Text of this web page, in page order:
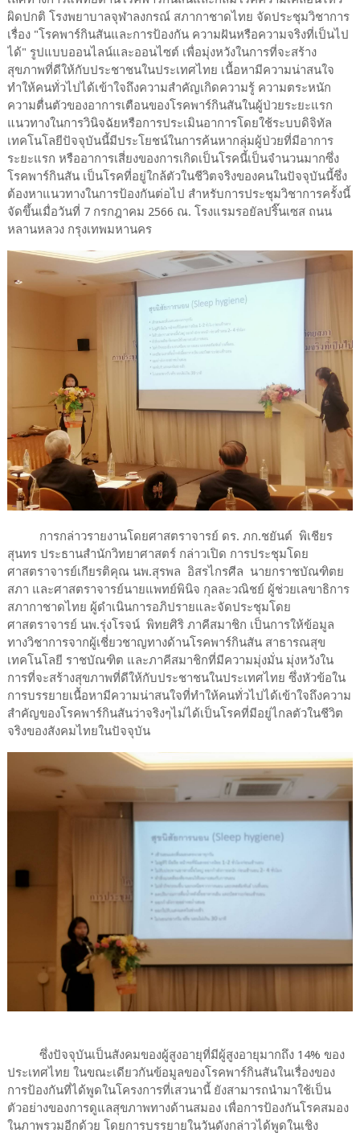
ผิดปกติ โรงพยาบาลจุฬาลงกรณ์ สภากาชาดไทย จัดประชุมวิชาการ
เรื่อง "โรคพาร์กินสันและการป้องกัน ความฝันหรือความจริงที่เป็นไป
ได้" รูปแบบออนไลน์และออนไซต์ เพื่อมุ่งหวังในการที่จะสร้าง
สุขภาพที่ดีให้กับประชาชนในประเทศไทย เนื้อหามีความน่าสนใจ
ทำให้คนทั่วไปได้เข้าใจถึงความสำคัญเกิดความรู้ ความตระหนัก
ความตื่นตัวของอาการเตือนของโรคพาร์กินสันในผู้ป่วยระยะแรก
แนวทางในการวินิจฉัยหรือการประเมินอาการโดยใช้ระบบดิจิทัล
เทคโนโลยีปัจจุบันนี้มีประโยชน์ในการค้นหากลุ่มผู้ป่วยที่มีอาการ
ระยะแรก หรืออาการเสี่ยงของการเกิดเป็นโรคนี้เป็นจำนวนมากซึ่ง
โรคพาร์กินสัน เป็นโรคที่อยู่ใกล้ตัวในชีวิตจริงของคนในปัจจุบันนี้ซึ่ง
ต้องหาแนวทางในการป้องกันต่อไป สำหรับการประชุมวิชาการครั้งนี้
จัดขึ้นเมื่อวันที่ 7 กรกฎาคม 2566 ณ. โรงแรมรอยัลปริ๊นเซส ถนน
หลานหลวง กรุงเทพมหานคร
การกล่าวรายงานโดยศาสตราจารย์ ดร. ภก.ชยันต์ พิเชียร
สุนทร ประธานสำนักวิทยาศาสตร์ กล่าวเปิด การประชุมโดย
ศาสตราจารย์เกียรติคุณ นพ.สุรพล อิสรไกรศีล นายกราชบัณฑิตย
สภา และศาสตราจารย์​นายแพทย์พินิจ กุลละวณิชย์ ผู้ช่วยเลขาธิการ
สภากาชาดไทย ผู้ดำเนินการอภิปรายและจัดประชุมโดย
ศาสตราจารย์ นพ.รุ่งโรจน์ พิทยศิริ ภาคีสมาชิก เป็นการให้ข้อมูล
ทางวิชาการจากผู้เชี่ยวชาญทางด้านโรคพาร์กินสัน สาธารณสุข
เทคโนโลยี ราชบัณฑิต และภาคีสมาชิกที่มีความมุ่งมั่น มุ่งหวังใน
การที่จะสร้างสุขภาพที่ดีให้กับประชาชนในประเทศไทย ซึ่งหัวข้อใน
การบรรยายเนื้อหามีความน่าสนใจที่ทำให้คนทั่วไปได้เข้าใจถึงความ
สำคัญของโรคพาร์กินสันว่าจริงๆไม่ได้เป็นโรคที่มีอยู่ไกลตัวในชีวิต
จริงของสังคมไทยในปัจจุบัน
ซึ่งปัจจุบันเป็นสังคมของผู้สูงอายุที่มีผู้สูงอายุมากถึง 14% ของ
ประเทศไทย ในขณะเดียวกันข้อมูลของโรคพาร์กินสันในเรื่องของ
การป้องกันที่ได้พูดในโครงการที่เสวนานี้ ยังสามารถนำมาใช้เป็น
ตัวอย่างของการดูแลสุขภาพทางด้านสมอง เพื่อการป้องกันโรคสมอง
ในภาพรวมอีกด้วย โดยการบรรยายในวันดังกล่าวได้พูดในเชิง